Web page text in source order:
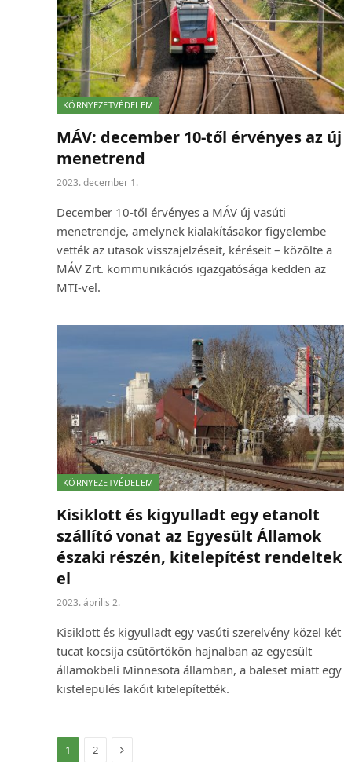
KÖRNYEZETVÉDELEM
MÁV: december 10-től érvényes az új
menetrend
2023. december 1.
December 10-től érvényes a MÁV új vasúti
menetrendje, amelynek kialakításakor figyelembe
vették az utasok visszajelzéseit, kéréseit – közölte a
MÁV Zrt. kommunikációs igazgatósága kedden az
MTI-vel.
KÖRNYEZETVÉDELEM
Kisiklott és kigyulladt egy etanolt
szállító vonat az Egyesült Államok
északi részén, kitelepítést rendeltek
el
2023. április 2.
Kisiklott és kigyulladt egy vasúti szerelvény közel két
tucat kocsija csütörtökön hajnalban az egyesült
államokbeli Minnesota államban, a baleset miatt egy
kistelepülés lakóit kitelepítették.
1 2 Következő